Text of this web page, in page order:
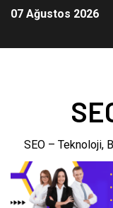
07 Ağustos 2026
SEO – Teknoloji,